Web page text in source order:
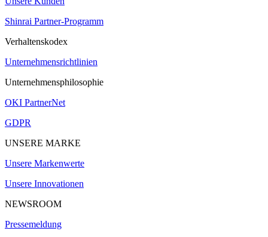
Shinrai Partner-Programm
Verhaltenskodex
Unternehmensrichtlinien
Unternehmensphilosophie
OKI PartnerNet
GDPR
UNSERE MARKE
Unsere Markenwerte
Unsere Innovationen
NEWSROOM
Pressemeldung